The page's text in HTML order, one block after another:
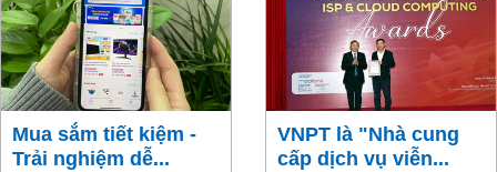
Mua sắm tiết kiệm -
Trải nghiệm dễ...
VNPT là "Nhà cung
cấp dịch vụ viễn...